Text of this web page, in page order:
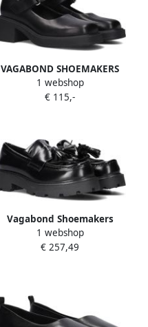
VAGABOND SHOEMAKERS
Dorah 101 Instappers
Dames Zwart
1 webshop
€ 115,-
Vagabond Shoemakers
Cosmo 2.0 Loafer Loafers
Instappers Dames Zwart
1 webshop
€ 257,49